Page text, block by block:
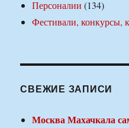
Персоналии (134)
Фестивали, конкурсы,
СВЕЖИЕ ЗАПИСИ
Москва Махачкала